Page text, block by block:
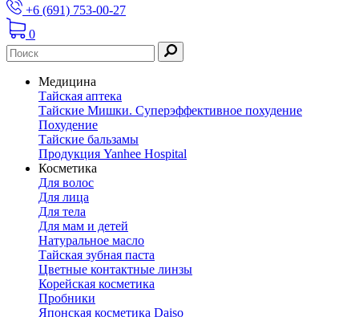
+6 (691) 753-00-27
0
Медицина
Тайская аптека
Тайские Мишки. Суперэффективное похудение
Похудение
Тайские бальзамы
Продукция Yanhee Hospital
Косметика
Для волос
Для лица
Для тела
Для мам и детей
Натуральное масло
Тайская зубная паста
Цветные контактные линзы
Корейская косметика
Пробники
Японская косметика Daiso